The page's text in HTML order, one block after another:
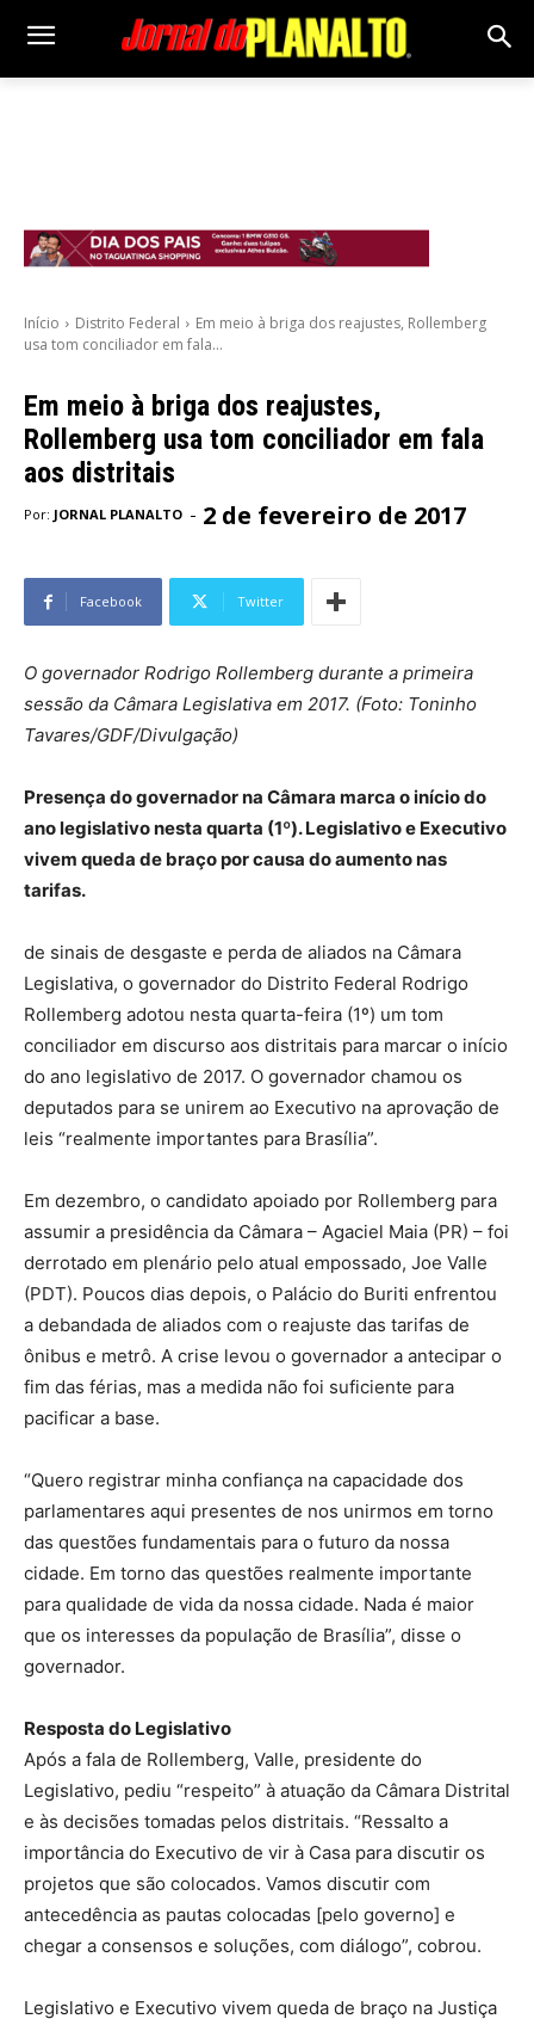
Início Distrito Federal
Em meio à briga dos reajustes, Rollemberg
usa tom conciliador em fala...
Em meio à briga dos reajustes,
Rollemberg usa tom conciliador em fala
aos distritais
Por: JORNAL PLANALTO - 2 de fevereiro de 2017
Facebook Twitter
O governador Rodrigo Rollemberg durante a primeira
sessão da Câmara Legislativa em 2017. (Foto: Toninho
Tavares/GDF/Divulgação)
Presença do governador na Câmara marca o início do
ano legislativo nesta quarta (1º). Legislativo e Executivo
vivem queda de braço por causa do aumento nas
tarifas.
de sinais de desgaste e perda de aliados na Câmara
Legislativa, o governador do Distrito Federal Rodrigo
Rollemberg adotou nesta quarta-feira (1º) um tom
conciliador em discurso aos distritais para marcar o início
do ano legislativo de 2017. O governador chamou os
deputados para se unirem ao Executivo na aprovação de
leis “realmente importantes para Brasília”.
Em dezembro, o candidato apoiado por Rollemberg para
assumir a presidência da Câmara – Agaciel Maia (PR) – foi
derrotado em plenário pelo atual empossado, Joe Valle
(PDT). Poucos dias depois, o Palácio do Buriti enfrentou
a debandada de aliados com o reajuste das tarifas de
ônibus e metrô. A crise levou o governador a antecipar o
fim das férias, mas a medida não foi suficiente para
pacificar a base.
“Quero registrar minha confiança na capacidade dos
parlamentares aqui presentes de nos unirmos em torno
das questões fundamentais para o futuro da nossa
cidade. Em torno das questões realmente importante
para qualidade de vida da nossa cidade. Nada é maior
que os interesses da população de Brasília”, disse o
governador.
Resposta do Legislativo
Após a fala de Rollemberg, Valle, presidente do
Legislativo, pediu “respeito” à atuação da Câmara Distrital
e às decisões tomadas pelos distritais. “Ressalto a
importância do Executivo de vir à Casa para discutir os
projetos que são colocados. Vamos discutir com
antecedência as pautas colocadas [pelo governo] e
chegar a consensos e soluções, com diálogo”, cobrou.
Legislativo e Executivo vivem queda de braço na Justiça